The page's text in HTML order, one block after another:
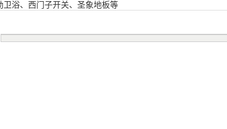
浴、西门子开关、圣象地板等